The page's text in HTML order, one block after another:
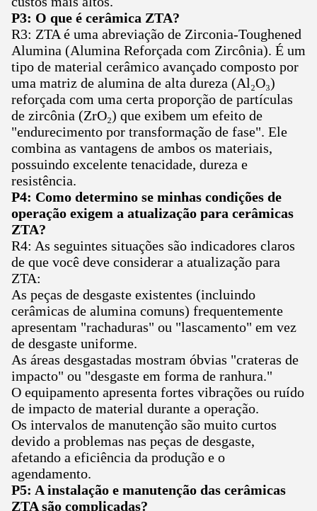
P3: O que é cerâmica ZTA?
R3: ZTA é uma abreviação de Zirconia-Toughened
Alumina (Alumina Reforçada com Zircônia). É um
tipo de material cerâmico avançado composto por
uma matriz de alumina de alta dureza (Al₂O₃)
reforçada com uma certa proporção de partículas
de zircônia (ZrO₂) que exibem um efeito de
"endurecimento por transformação de fase". Ele
combina as vantagens de ambos os materiais,
possuindo excelente tenacidade, dureza e
resistência.
P4: Como determino se minhas condições de
operação exigem a atualização para cerâmicas
ZTA?
R4: As seguintes situações são indicadores claros
de que você deve considerar a atualização para
ZTA:
As peças de desgaste existentes (incluindo
cerâmicas de alumina comuns) frequentemente
apresentam "rachaduras" ou "lascamento" em vez
de desgaste uniforme.
As áreas desgastadas mostram óbvias "crateras de
impacto" ou "desgaste em forma de ranhura."
O equipamento apresenta fortes vibrações ou ruído
de impacto de material durante a operação.
Os intervalos de manutenção são muito curtos
devido a problemas nas peças de desgaste,
afetando a eficiência da produção e o
agendamento.
P5: A instalação e manutenção das cerâmicas
ZTA são complicadas?